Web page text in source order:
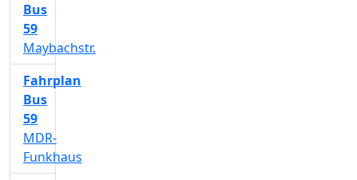
Bus
59
Maybachstr.
Fahrplan
Bus
59
MDR-
Funkhaus